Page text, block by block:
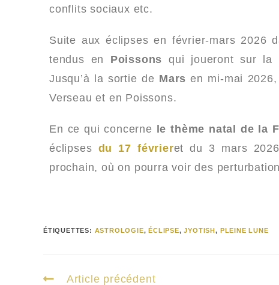
conflits sociaux etc.
Suite aux éclipses en février-mars 2026
tendus en Poissons qui joueront sur la
Jusqu’à la sortie de Mars en mi-mai
Verseau et en Poissons.
En ce qui concerne le thème natal de la
éclipses du 17 févrieret du 3 mars
prochain, où on pourra voir des
ÉTIQUETTES: ASTROLOGIE, ÉCLIPSE, JYOTISH, PLEINE LUNE
Article précédent